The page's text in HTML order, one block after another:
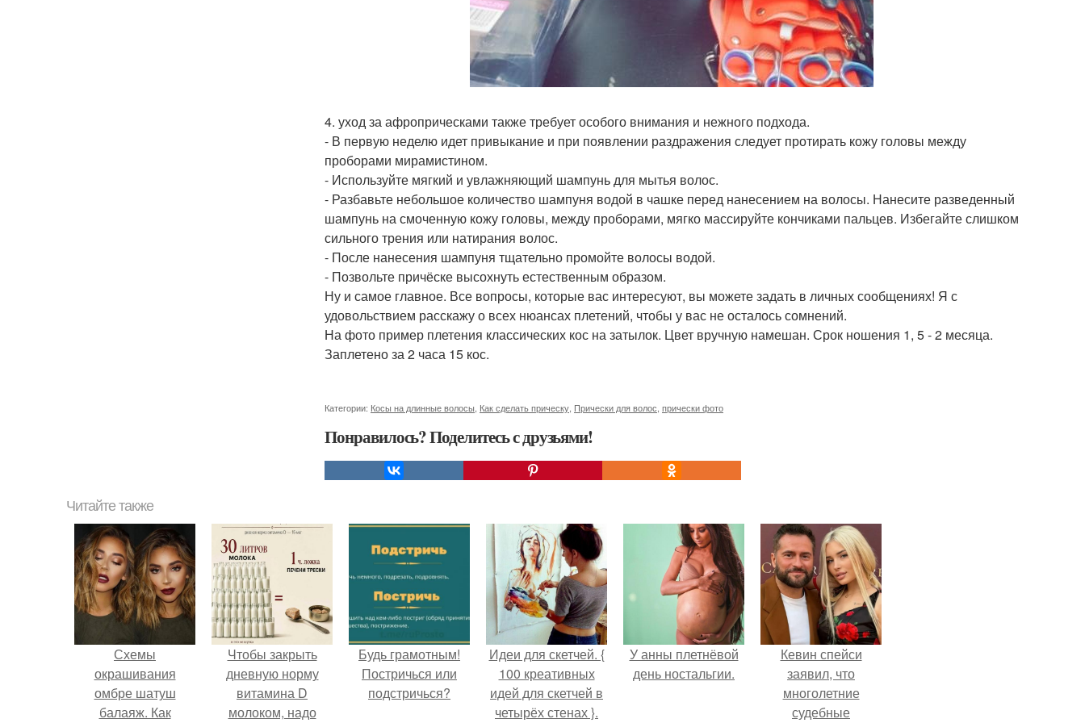
4. уход за афроприческами также требует особого внимания и нежного подхода.
- В первую неделю идет привыкание и при появлении раздражения следует протирать кожу головы между
проборами мирамистином.
- Используйте мягкий и увлажняющий шампунь для мытья волос.
- Разбавьте небольшое количество шампуня водой в чашке перед нанесением на волосы. Нанесите разведенный
шампунь на смоченную кожу головы, между проборами, мягко массируйте кончиками пальцев. Избегайте слишком
сильного трения или натирания волос.
- После нанесения шампуня тщательно промойте волосы водой.
- Позвольте причёске высохнуть естественным образом.
Ну и самое главное. Все вопросы, которые вас интересуют, вы можете задать в личных сообщениях! Я с
удовольствием расскажу о всех нюансах плетений, чтобы у вас не осталось сомнений.
На фото пример плетения классических кос на затылок. Цвет вручную намешан. Срок ношения 1, 5 - 2 месяца.
Заплетено за 2 часа 15 кос.
Категории: Косы на длинные волосы Как сделать прическу Прически для волос прически фото
Понравилось? Поделитесь с друзьями!
Читайте также
Схемы
окрашивания
омбре шатуш
балаяж. Как
Чтобы закрыть
дневную норму
витамина D
молоком, надо
Будь грамотным!
Постричься или
подстричься?
Идеи для скетчей. {
100 креативных
идей для скетчей в
четырёх стенах }.
У анны плетнёвой
день ностальгии.
Кевин спейси
заявил, что
многолетние
судебные